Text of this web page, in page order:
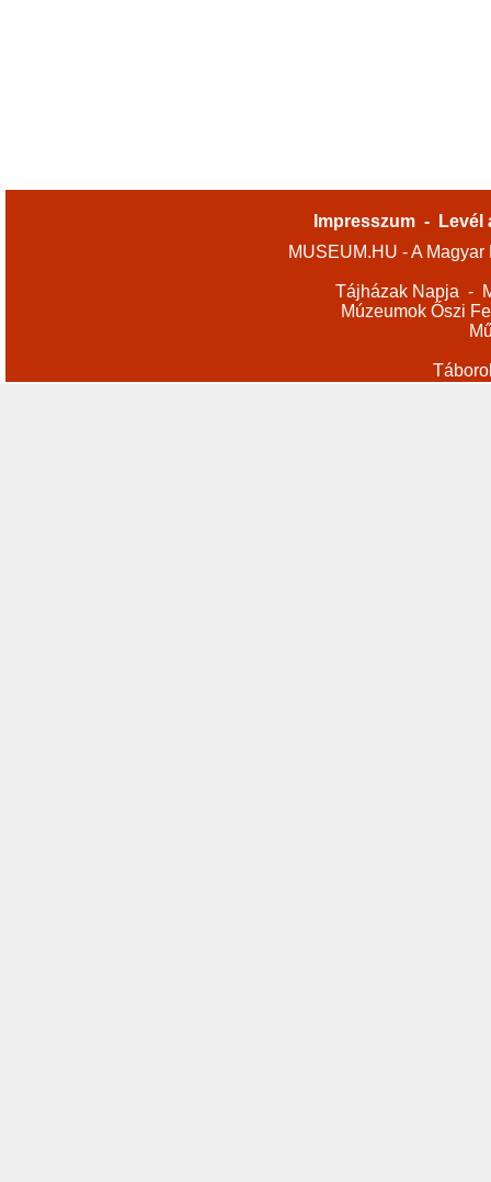
Impresszum -
Levél
MUSEUM.HU - A
Tájházak Napja -
Múzeumok Őszi